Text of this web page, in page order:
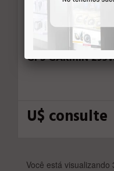
GPS GARMIN
U$ consulte
Você está